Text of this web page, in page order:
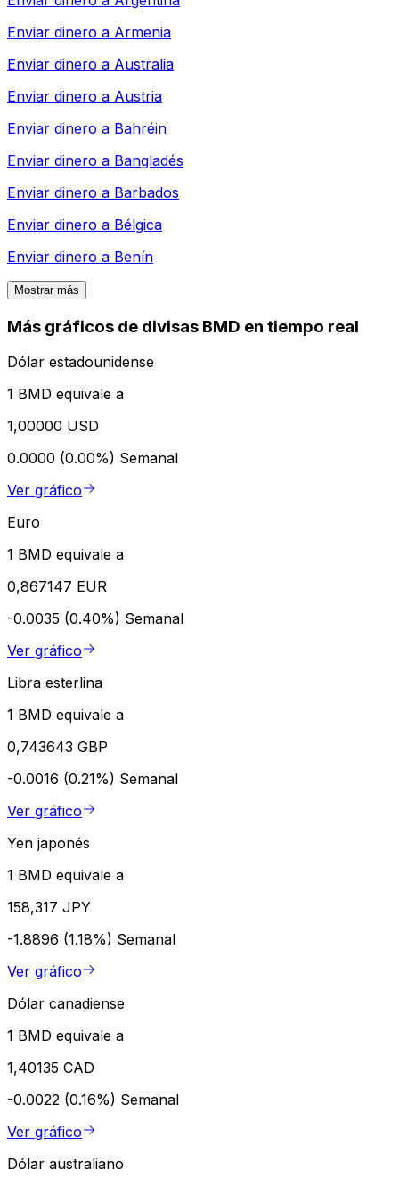
Enviar dinero a Armenia
Enviar dinero a Australia
Enviar dinero a Austria
Enviar dinero a Bahréin
Enviar dinero a Bangladés
Enviar dinero a Barbados
Enviar dinero a Bélgica
Enviar dinero a Benín
Mostrar más
Más gráficos de divisas BMD en tiempo real
Dólar estadounidense
1 BMD equivale a
1,00000 USD
0.0000 (0.00%) Semanal
Ver gráfico
Euro
1 BMD equivale a
0,867147 EUR
-0.0035 (0.40%) Semanal
Ver gráfico
Libra esterlina
1 BMD equivale a
0,743643 GBP
-0.0016 (0.21%) Semanal
Ver gráfico
Yen japonés
1 BMD equivale a
158,317 JPY
-1.8896 (1.18%) Semanal
Ver gráfico
Dólar canadiense
1 BMD equivale a
1,40135 CAD
-0.0022 (0.16%) Semanal
Ver gráfico
Dólar australiano